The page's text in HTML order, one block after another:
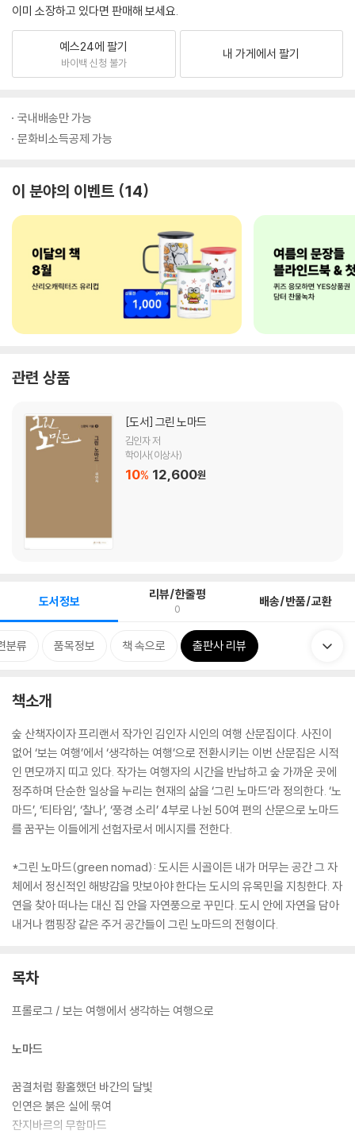
이미 소장하고 있다면 판매해 보세요.
예스24에 팔기
바이백 신청 불가
내 가게에서 팔기
국내배송만 가능
문화비소득공제 가능
이 분야의 이벤트 14
관련 상품
[도서] 그린 노마드
김인자 저
학이사(이상사)
10% 12,600원
도서정보 리뷰/한줄평
0 배송/반품/교환
분류 품목정보 책 속으로 출판사 리뷰
책소개
숲 산책자이자 프리랜서 작가인 김인자 시인의 여행 산문집이다. 사진이
없어 ‘보는 여행’에서 ‘생각하는 여행’으로 전환시키는 이번 산문집은 시적
인 면모까지 띠고 있다. 작가는 여행자의 시간을 반납하고 숲 가까운 곳에
정주하며 단순한 일상을 누리는 현재의 삶을 ‘그린 노마드’라 정의한다. ‘노
마드’, ‘티타임’, ‘찰나’, ‘풍경 소리’ 4부로 나뉜 50여 편의 산문으로 노마드
를 꿈꾸는 이들에게 선험자로서 메시지를 전한다.
*그린 노마드(green nomad): 도시든 시골이든 내가 머무는 공간 그 자
체에서 정신적인 해방감을 맛보아야 한다는 도시의 유목민을 지칭한다. 자
연을 찾아 떠나는 대신 집 안을 자연풍으로 꾸민다. 도시 안에 자연을 담아
내거나 캠핑장 같은 주거 공간들이 그린 노마드의 전형이다.
목차
프롤로그 / 보는 여행에서 생각하는 여행으로
노마드
꿈결처럼 황홀했던 바간의 달빛
인연은 붉은 실에 묶여
잔지바르의 무함마드